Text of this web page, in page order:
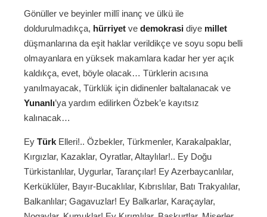
Gönüller ve beyinler millî inanç ve ülkü ile
doldurulmadıkça, hürriyet ve demokrasi diye millet
düşmanlarına da eşit haklar verildikçe ve soyu sopu belli
olmayanlara en yüksek makamlara kadar her yer açık
kaldıkça, evet, böyle olacak… Türklerin acısına
yanılmayacak, Türklük için didinenler baltalanacak ve
Yunanlı’ya yardım edilirken Özbek’e kayıtsız
kalınacak…
Ey Türk Elleri!.. Özbekler, Türkmenler, Karakalpaklar,
Kırgızlar, Kazaklar, Oyratlar, Altaylılar!.. Ey Doğu
Türkistanlılar, Uygurlar, Tarançılar! Ey Azerbaycanlılar,
Kerküklüler, Bayır-Bucaklılar, Kıbrıslılar, Batı Trakyalılar,
Balkanlılar; Gagavuzlar! Ey Balkarlar, Karaçaylar,